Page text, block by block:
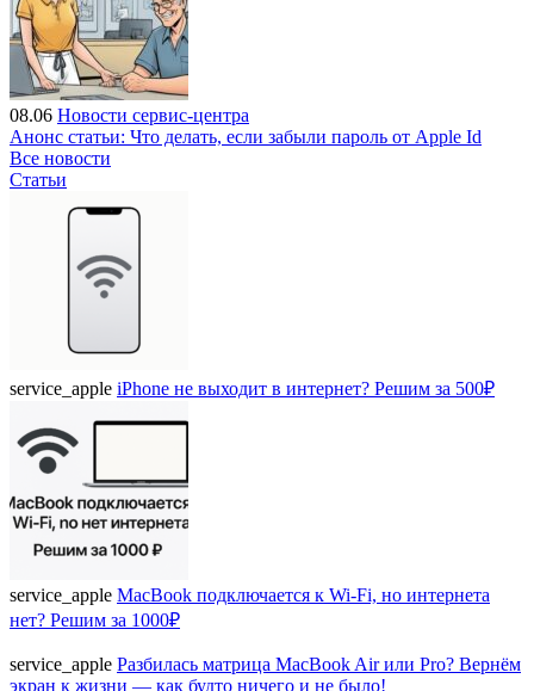
08.06 Новости сервис-центра
Анонс статьи: Что делать, если забыли пароль от Apple Id
Все новости
Статьи
service_apple iPhone не выходит в интернет? Решим за 500₽
service_apple MacBook подключается к Wi-Fi, но интернета
нет? Решим за 1000₽
service_apple Разбилась матрица MacBook Air или Pro? Вернём
экран к жизни — как будто ничего и не было!